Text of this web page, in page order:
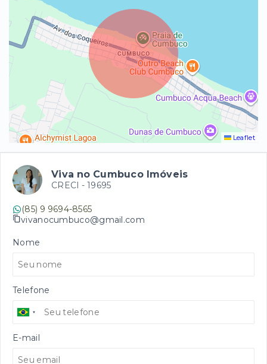
Leaflet
Viva no Cumbuco Imóveis
CRECI - 19695
(85) 9 9694-8565
vivanocumbuco@gmail.com
Nome
Telefone
E-mail